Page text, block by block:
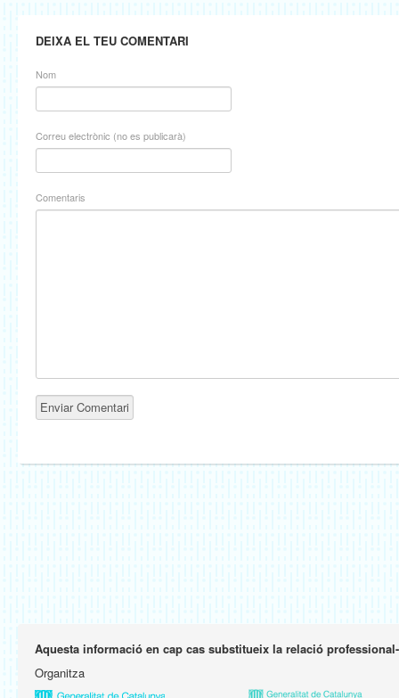
DEIXA EL TEU COMENTARI
Nom
Correu electrònic (no es publicarà)
Comentaris
Aquesta informació en cap cas substitueix la relació
Organitza